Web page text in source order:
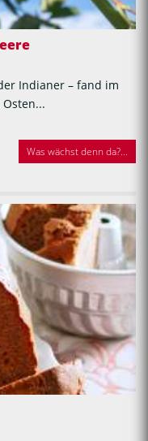
Indianer – fand im
Was wächst denn da?...